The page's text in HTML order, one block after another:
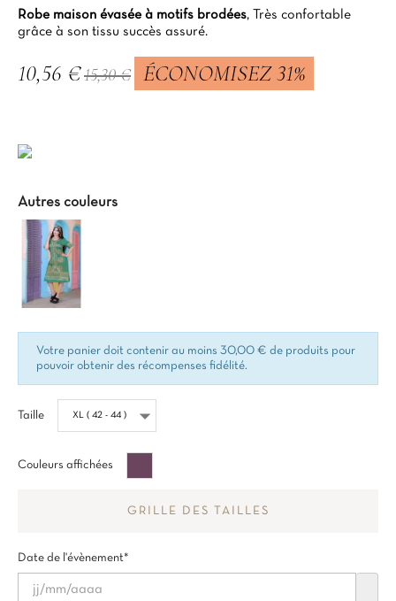
Robe maison évasée à motifs brodées, Très confortable
grâce à son tissu succès assuré.
10,56 €15,30 € ÉCONOMISEZ 31%
Autres couleurs
Votre panier doit contenir au moins 30,00 € de produits pour
pouvoir obtenir des récompenses fidélité.
Taille
Couleurs affichées
GRILLE DES TAILLES
Date de l'évènement*